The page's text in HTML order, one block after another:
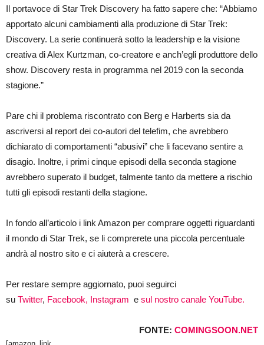
Harbert!
Il portavoce di Star Trek Discovery ha fatto sapere che: “Abbiamo
apportato alcuni cambiamenti alla produzione di Star Trek:
Discovery. La serie continuerà sotto la leadership e la visione
creativa di Alex Kurtzman, co-creatore e anch’egli produttore dello
show. Discovery resta in programma nel 2019 con la seconda
stagione.”
Pare chi il problema riscontrato con Berg e Harberts sia da
ascriversi al report dei co-autori del telefim, che avrebbero
dichiarato di comportamenti “abusivi” che li facevano sentire a
disagio. Inoltre, i primi cinque episodi della seconda stagione
avrebbero superato il budget, talmente tanto da mettere a rischio
tutti gli episodi restanti della stagione.
In fondo all’articolo i link Amazon per comprare oggetti riguardanti
il mondo di Star Trek, se li comprerete una piccola percentuale
andrà al nostro sito e ci aiuterà a crescere.
Per restare sempre aggiornato, puoi seguirci
su Twitter, Facebook, Instagram e sul nostro canale YouTube.
FONTE: COMINGSOON.NET